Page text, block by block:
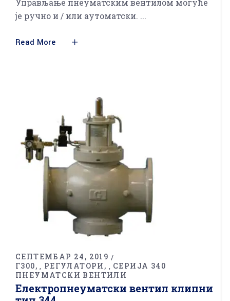
Управљање пнеуматским вентилом могуће
је ручно и / или аутоматски.
Read More
СЕПТЕМБАР 24, 2019
Г300
РЕГУЛАТОРИ
СЕРИЈА 340
ПНЕУМАТСКИ ВЕНТИЛИ
Електропнеуматски вентил клипни